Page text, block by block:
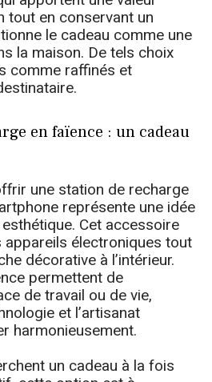
tout en conservant un
le cadeau comme une
la maison. De tels choix
comme raffinés et
en faïence : un cadeau
une station de recharge
représente une idée
Cet accessoire
électroniques tout
décorative à l’intérieur.
permettent de
de travail ou de vie,
et l’artisanat
harmonieusement.
un cadeau à la fois